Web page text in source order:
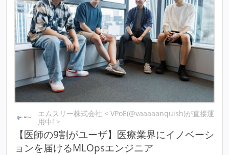
エムスリー株式会社 < VPoE(@vaaaaanquish)が直接運
用中! >
【医師の9割がユーザ】医療業界にイノベーシ
ョンを届けるMLOpsエンジニア